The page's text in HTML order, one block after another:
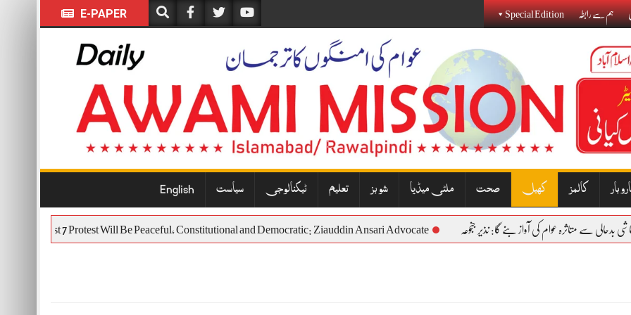
E-PAPER ہم سے رابطہ Special Edition
کالمز کھیل صحت ملٹی میڈیا شوبز تعلیم ٹیکنالوجی سیاست English
The August 7 Protest Will Be Peaceful, Constitutional and Democratic: Ziauddin Ansari Advocate